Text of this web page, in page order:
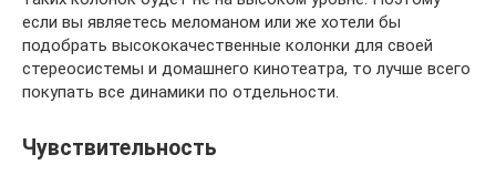
если вы являетесь меломаном или же хотели бы
подобрать высококачественные колонки для своей
стереосистемы и домашнего кинотеатра, то лучше всего
покупать все динамики по отдельности.
Чувствительность